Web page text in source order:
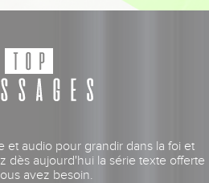
et audio pour grandir dans la foi et
dès aujourd'hui la série texte offerte
avez besoin.